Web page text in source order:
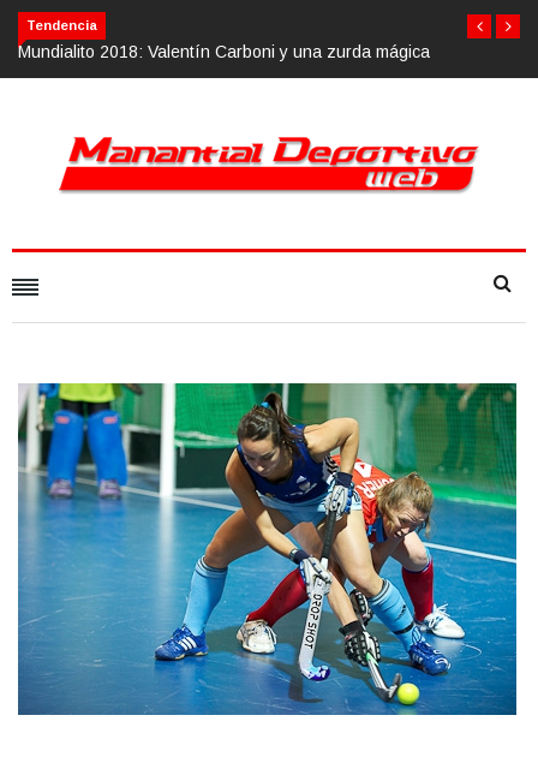
Tendencia
y una zurda mágicaCalvario Race 2018, 10 de noviembre